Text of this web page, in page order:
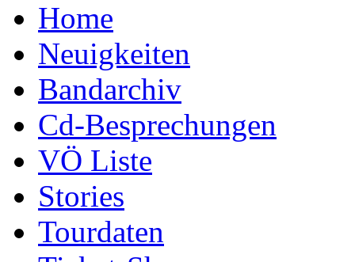
Home
Neuigkeiten
Bandarchiv
Cd-Besprechungen
VÖ Liste
Stories
Tourdaten